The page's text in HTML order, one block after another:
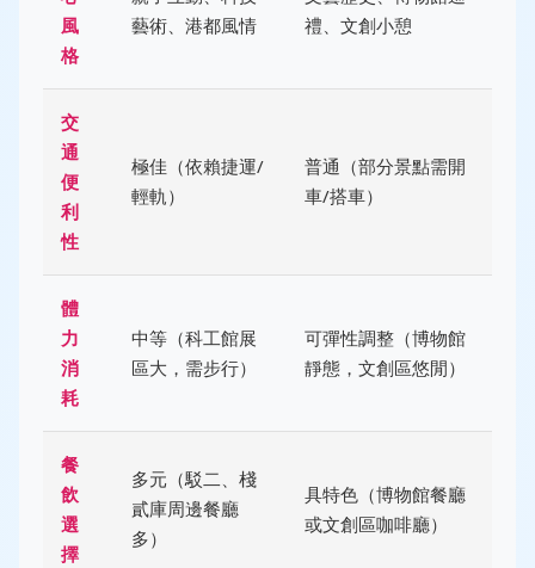
風
格
藝術、港都風情
禮、文創小憩
交
通
便
利
性
極佳（依賴捷運/
輕軌）
普通（部分景點需開
車/搭車）
體
力
消
耗
中等（科工館展
區大，需步行）
可彈性調整（博物館
靜態，文創區悠閒）
餐
飲
選
擇
多元（駁二、棧
貳庫周邊餐廳
多）
具特色（博物館餐廳
或文創區咖啡廳）